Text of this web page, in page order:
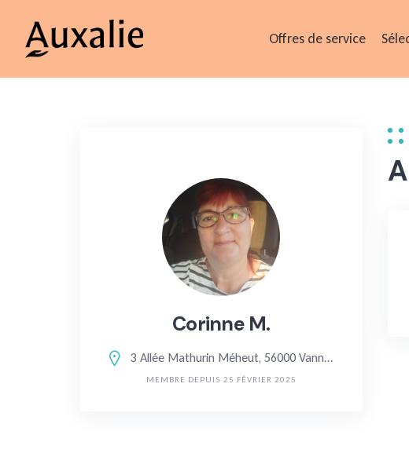
content
Offres de service
Corinne M.
3 Allée Mathurin Méheut, 56000 Vannes, France
MEMBRE DEPUIS 25 FÉVRIER 2025